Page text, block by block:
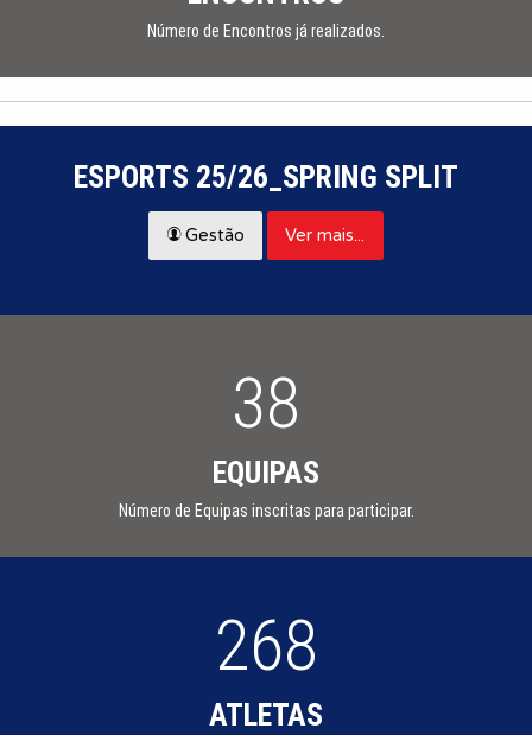
Número de Encontros já realizados.
ESPORTS 25/26_SPRING SPLIT
Gestão Ver mais...
38
EQUIPAS
Número de Equipas inscritas para participar.
268
ATLETAS